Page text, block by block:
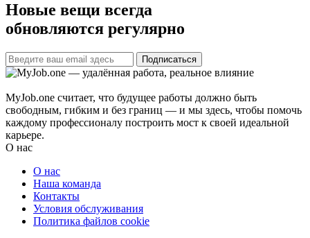
Новые вещи всегда
обновляются регулярно
Подписаться
MyJob.one считает, что будущее работы должно быть
свободным, гибким и без границ — и мы здесь, чтобы помочь
каждому профессионалу построить мост к своей идеальной
карьере.
О нас
О нас
Наша команда
Контакты
Условия обслуживания
Политика файлов cookie